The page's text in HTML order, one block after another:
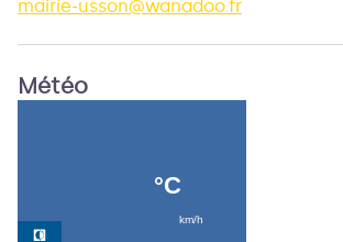
mairie-usson@wanadoo.fr
Météo